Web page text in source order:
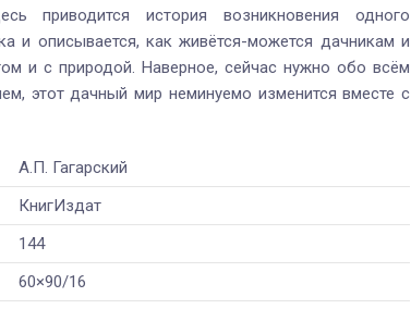
приводится история возникновения одного
и описывается, как живётся-можется дачникам и
и с природой. Наверное, сейчас нужно обо всём
этот дачный мир неминуемо изменится вместе с
А.П. Гагарский
КнигИздат
144
60×90/16